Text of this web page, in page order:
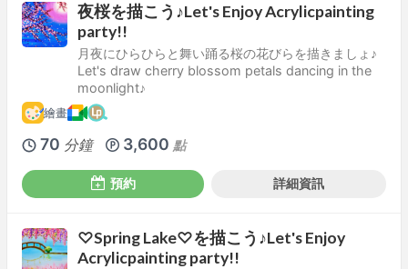
夜桜を描こう♪Let's Enjoy Acrylicpainting
party!!
月夜にひらひらと舞い踊る桜の花びらを描きましょ♪
Let's draw cherry blossom petals dancing in the
moonlight♪
繪畫
70 分鐘 3,600 點
預約 詳細資訊
♡Spring Lake♡を描こう♪Let's Enjoy
Acrylicpainting party!!